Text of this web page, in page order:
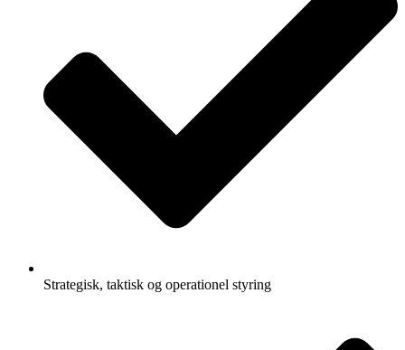
Strategisk, taktisk og operationel styring